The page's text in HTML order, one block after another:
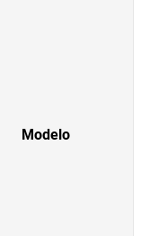
Modelo